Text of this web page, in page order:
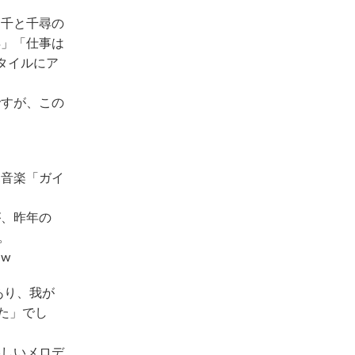
と千尋の
「仕事は
イルにア
が、この
楽「ガイ
昨年の
り、我が
」でし